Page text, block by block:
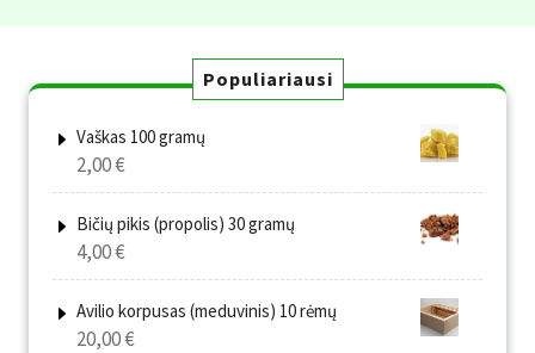
Populiariausi
Vaškas 100 gramų
2,00€
Bičių pikis (propolis) 30 gramų
4,00€
Avilio korpusas (meduvinis) 10 rėmų
20,00€